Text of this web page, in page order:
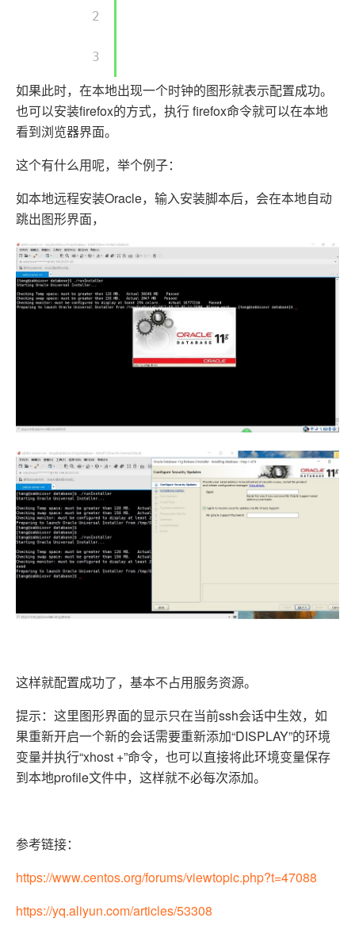
        2
        3
如果此时，在本地出现一个时钟的图形就表示配置成功。
也可以安装firefox的方式，执行 firefox命令就可以在本地
看到浏览器界面。
这个有什么用呢，举个例子：
如本地远程安装Oracle，输入安装脚本后，会在本地自动
跳出图形界面，
这样就配置成功了，基本不占用服务资源。
提示：这里图形界面的显示只在当前ssh会话中生效，如
果重新开启一个新的会话需要重新添加“DISPLAY”的环境
变量并执行“xhost +”命令，也可以直接将此环境变量保存
到本地profile文件中，这样就不必每次添加。
参考链接：
https://www.centos.org/forums/viewtopic.php?t=47088
https://yq.aliyun.com/articles/53308